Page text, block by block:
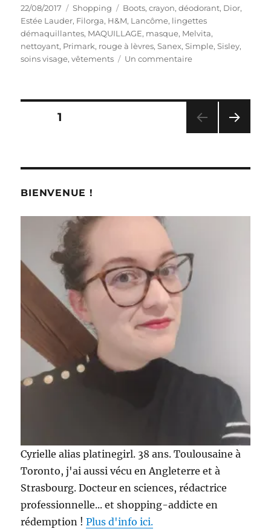
Publié
le
22/08/2017 Catégories
Shopping Étiquettes
Boots,crayon,déodorant, Dior,
Estée Lauder, Filorga, H&M, Lancôme, lingettes
démaquillantes, MAQUILLAGE, masque, Melvita,
nettoyant, Primark, rouge à lèvres,Sanex,Simple,Sisley,
soins visage,vêtements Un commentairesur
Trois
mois
?
Pagination
publications
PAGE1
ANT
BIENVENUE !
Cyrielle alias platinegirl. 38 ans. Toulousaine à
Toronto, j'ai aussi vécu en Angleterre et à
Strasbourg. Docteur en sciences, rédactrice
professionnelle... et shopping-addicte en
rédemption !Plus d'info ici.